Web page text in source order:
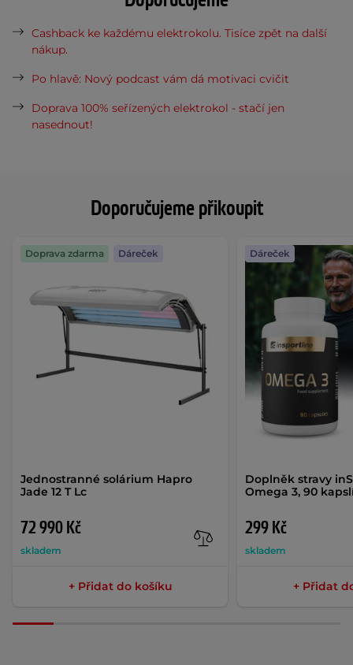
Doporučujeme přikoupit
Jednostranné solárium Hapro
Jade 12 T Lc
72 990 Kč
skladem
Doprava zdarma Dáreček
+ Přidat do košíku
Doplněk stravy
Omega 3, 90
299 Kč
skladem
Dáreček
+ Přidat
Cashback ke každému elektrokolu. Tisíce zpět na další
nákup.
Po hlavě: Nový podcast vám dá motivaci cvičit
Doprava 100% seřízených elektrokol - stačí jen
nasednout!